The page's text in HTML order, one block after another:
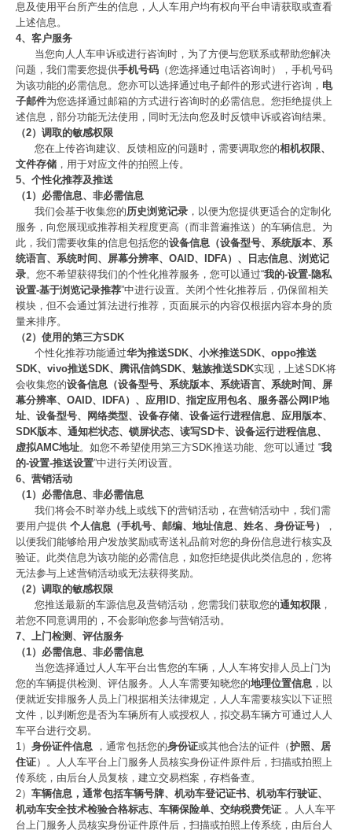
息及使用平台所产生的信息，人人车用户均有权向平台申请获取或查看
上述信息。
4、客户服务
当您向人人车申诉或进行咨询时，为了方便与您联系或帮助您解决
问题，我们需要您提供手机号码 （您选择通过电话咨询时），手机号码
为该功能的必需信息。您亦可以选择通过电子邮件的形式进行咨询， 电
子邮件为您选择通过邮箱的方式进行咨询时的必需信息。您拒绝提供上
述信息，部分功能无法使用，同时无法向您及时反馈申诉或咨询结果。
（2）调取的敏感权限
您在上传咨询建议、反馈相应的问题时，需要调取您的相机权限、
文件存储 ，用于对应文件的拍照上传。
5、个性化推荐及推送
（1）必需信息、非必需信息
我们会基于收集您的历史浏览记录 ，以便为您提供更适合的定制化
服务，向您展现或推荐相关程度更高（而非普遍推送）的车辆信息。为
此，我们需要收集的信息包括您的设备信息（设备型号、系统版本、系
统语言、系统时间、屏幕分辨率、OAID、IDFA）、日志信息、浏览记
录。您不希望获得我们的个性化推荐服务，您可以通过“我的-设置-隐私
设置-基于浏览记录推荐”中进行设置。关闭个性化推荐后，仍保留相关
模块，但不会通过算法进行推荐，页面展示的内容仅根据内容本身的质
量来排序。
（2）使用的第三方SDK
个性化推荐功能通过华为推送SDK、小米推送SDK、oppo推送
SDK、vivo推送SDK、腾讯信鸽SDK、魅族推送SDK实现，上述SDK将
会收集您的设备信息（设备型号、系统版本、系统语言、系统时间、屏
幕分辨率、OAID、IDFA）、应用ID、指定应用包名、服务器公网IP地
址、设备型号、网络类型、设备存储、设备运行进程信息、应用版本、
SDK版本、通知栏状态、锁屏状态、读写SD卡、设备运行进程信息、
虚拟AMC地址。如您不希望使用第三方SDK推送功能、您可以通过 “我
的-设置-推送设置”中进行关闭设置。
6、营销活动
（1）必需信息、非必需信息
我们将会不时举办线上或线下的营销活动，在营销活动中，我们需
要用户提供 个人信息（手机号、邮编、地址信息、姓名、身份证号）
，
以便我们能够给用户发放奖励或寄送礼品前对您的身份信息进行核实及
验证。此类信息为该功能的必需信息，如您拒绝提供此类信息的，您将
无法参与上述营销活动或无法获得奖励。
（2）调取的敏感权限
您推送最新的车源信息及营销活动，您需我们获取您的通知权限 ，
若您不同意调用的，不会影响您参与营销活动。
7、上门检测、评估服务
（1）必需信息、非必需信息
当您选择通过人人车平台出售您的车辆，人人车将安排人员上门为
您的车辆提供检测、评估服务。人人车需要知晓您的地理位置信息 ，以
便就近安排服务人员上门根据相关法律规定，人人车需要核实以下证照
文件，以判断您是否为车辆所有人或授权人，拟交易车辆方可通过人人
车平台进行交易。
1） 身份证件信息 ，通常包括您的身份证或其他合法的证件（护照、居
住证）。人人车平台上门服务人员核实身份证件原件后，扫描或拍照上
传系统，由后台人员复核，建立交易档案，存档备查。
2） 车辆信息，通常包括车辆号牌、机动车登记证书、机动车行驶证、
机动车安全技术检验合格标志、车辆保险单、交纳税费凭证 。人人车平
台上门服务人员核实身份证件原件后，扫描或拍照上传系统，由后台人